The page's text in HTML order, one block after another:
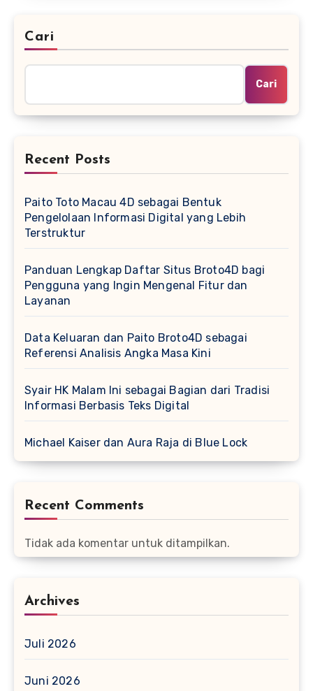
Cari
Cari
Recent Posts
Paito Toto Macau 4D sebagai Bentuk
Pengelolaan Informasi Digital yang Lebih
Terstruktur
Panduan Lengkap Daftar Situs Broto4D bagi
Pengguna yang Ingin Mengenal Fitur dan
Layanan
Data Keluaran dan Paito Broto4D sebagai
Referensi Analisis Angka Masa Kini
Syair HK Malam Ini sebagai Bagian dari Tradisi
Informasi Berbasis Teks Digital
Michael Kaiser dan Aura Raja di Blue Lock
Recent Comments
Tidak ada komentar untuk ditampilkan.
Archives
Juli 2026
Juni 2026